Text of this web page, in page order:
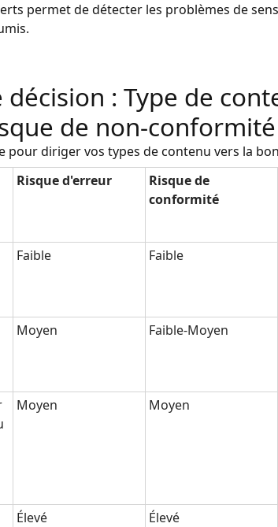
permet de détecter les problèmes de
: Type de
de non-conformité
pour diriger vos types de contenu vers la
Risque d'erreur
Risque de
conformité
Faible Faible
Moyen Faible-Moyen
Moyen Moyen
Élevé Élevé